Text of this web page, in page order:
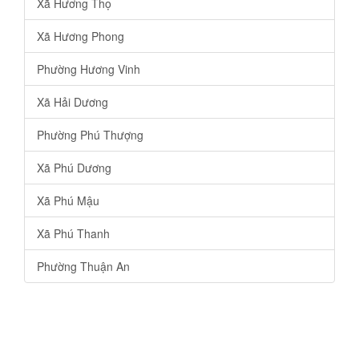
Xã Hương Phong
Phường Hương Vinh
Xã Hải Dương
Phường Phú Thượng
Xã Phú Dương
Xã Phú Mậu
Xã Phú Thanh
Phường Thuận An